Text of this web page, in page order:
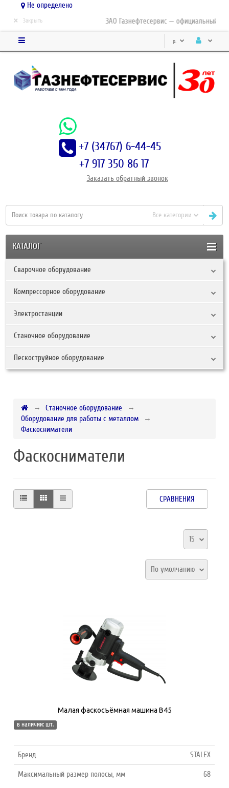
Не определено
ЗАО Газнефтесервис — официальный
× Закрыть
р.
+7 (34767) 6-44-45
+7 917 350 86 17
Заказать обратный звонок
Все категории
КАТАЛОГ
Сварочное оборудование
Компрессорное оборудование
Электростанции
Станочное оборудование
Пескоструйное оборудование
Станочное оборудование
Оборудование для работы с металлом
Фаскосниматели
Фаскосниматели
СРАВНЕНИЯ
15
По умолчанию
Малая фаскосъёмная машина B45
в наличии: шт.
Бренд STALEX
Максимальный размер полосы, мм 68